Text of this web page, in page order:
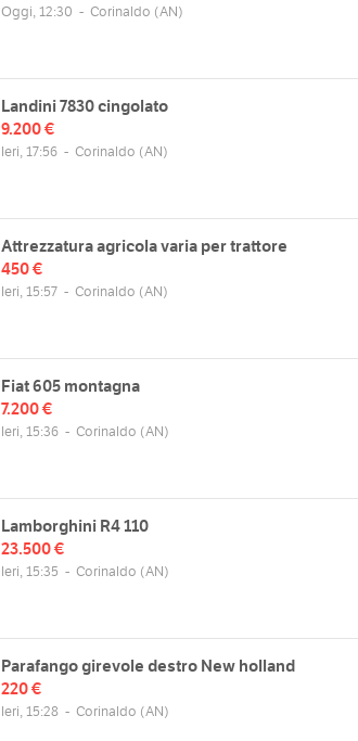
Oggi, 12:30 - Corinaldo (AN)
Landini 7830 cingolato
9.200 €
Ieri, 17:56 - Corinaldo (AN)
Attrezzatura agricola varia per trattore
450 €
Ieri, 15:57 - Corinaldo (AN)
Fiat 605 montagna
7.200 €
Ieri, 15:36 - Corinaldo (AN)
Lamborghini R4 110
23.500 €
Ieri, 15:35 - Corinaldo (AN)
Parafango girevole destro New holland
220 €
Ieri, 15:28 - Corinaldo (AN)